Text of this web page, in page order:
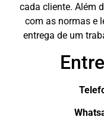
cada cliente. Além
com as normas e
entrega de um